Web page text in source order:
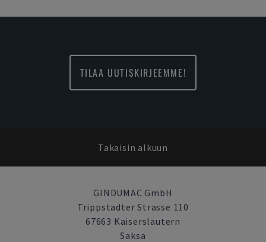
TILAA UUTISKIRJEEMME!
Takaisin alkuun
GINDUMAC GmbH
Trippstadter Strasse 110
67663 Kaiserslautern
Saksa